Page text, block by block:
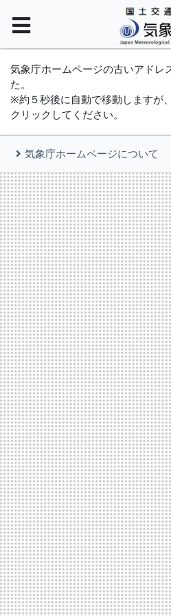
気象庁ホームページの古いアドレ
た。
※約５秒後に自動で移動しますが
クリックしてください。
気象庁ホームページについて